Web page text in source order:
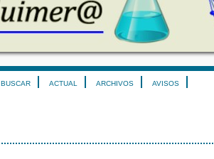
BUSCAR ACTUAL ARCHIVOS AVISOS